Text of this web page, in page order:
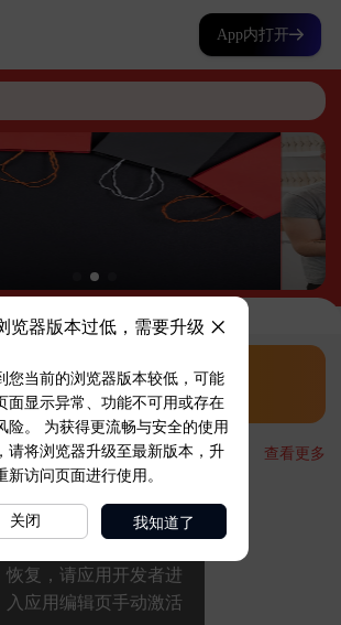
App内打开
览器版本过低，需要升级
您当前的浏览器版本较低，可能
面显示异常、功能不可用或存在
险。 为获得更流畅与安全的使用
请将浏览器升级至最新版本，升
新访问页面进行使用。
关闭 我知道了